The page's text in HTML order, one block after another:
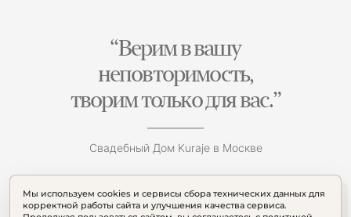
Мы используем cookies и сервисы сбора технических данных для
корректной работы сайта и улучшения качества сервиса.
“Верим в вашу
неповторимость,
творим только для вас.”
Свадебный Дом Kuraje в Москве